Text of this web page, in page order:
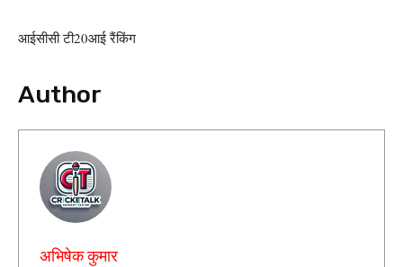
आईसीसी टी20आई रैंकिंग
Author
अभिषेक कुमार